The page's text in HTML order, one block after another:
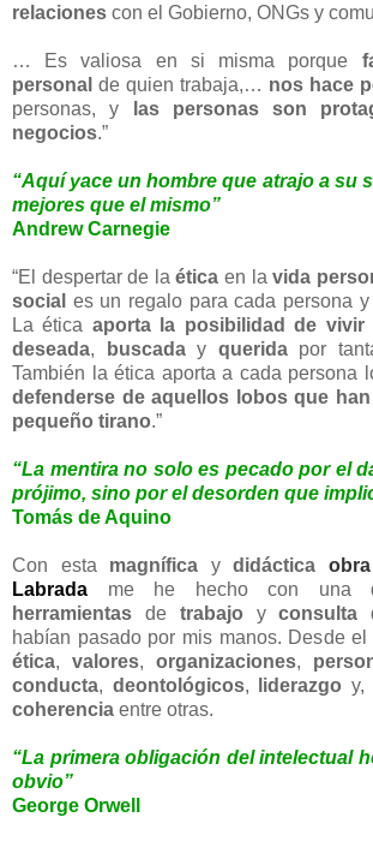
relaciones con el Gobierno, ONGs y
… Es valiosa en si misma porque
personal de quien trabaja,… nos hace
personas, y
las personas son
negocios.”
“Aquí yace un hombre que atrajo a su
mejores que el mismo”
Andrew Carnegie
“El despertar de laética en lavida
social es un regalo para cada persona
La ética aporta la posibilidad de vivir
deseada, buscaday queridapor
También la ética aporta a cada persona
defenderse de aquellos lobos que han
pequeño tirano.”
“La mentira no solo es pecado por el
prójimo, sino por el desorden que
Tomás de Aquino
Con esta magnífica y didáctica obra
Labrada
me he hecho con una
herramientas de trabajo yconsulta
habían pasado por mis manos. Desde
ética, valores, organizaciones,
conducta, deontológicos, liderazgo y,
coherencia entre otras.
“La primera obligación del intelectual
obvio”
George Orwell